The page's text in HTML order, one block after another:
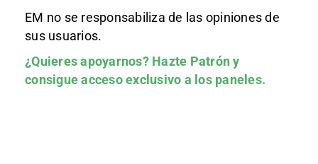
EM no se responsabiliza de las opiniones de
sus usuarios.
¿Quieres apoyarnos? Hazte Patróny
consigue acceso exclusivo a los paneles.